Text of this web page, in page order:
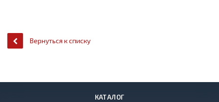
Вернуться к списку
КАТАЛОГ